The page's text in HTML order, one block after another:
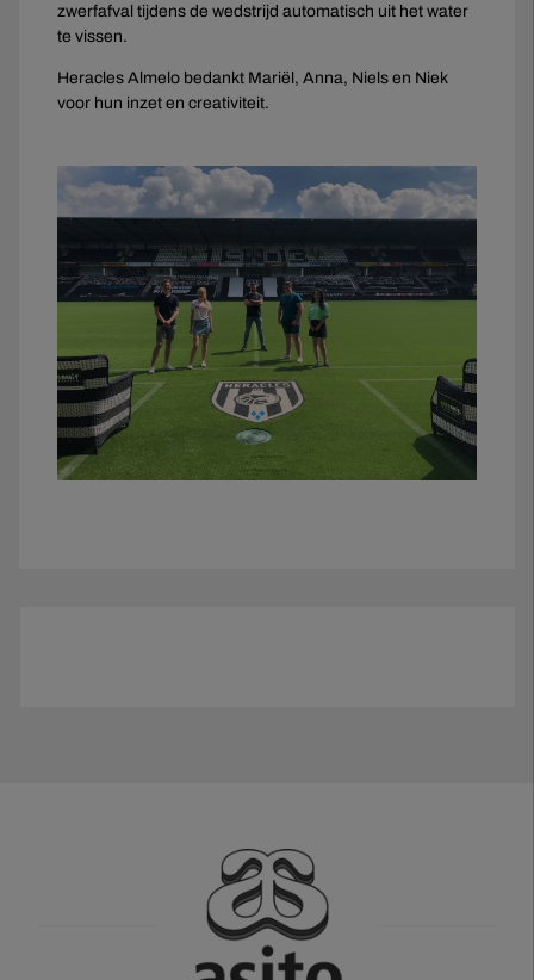
zwerfafval tijdens de wedstrijd automatisch uit het water
te vissen.
Heracles Almelo bedankt Mariël, Anna, Niels en Niek
voor hun inzet en creativiteit.